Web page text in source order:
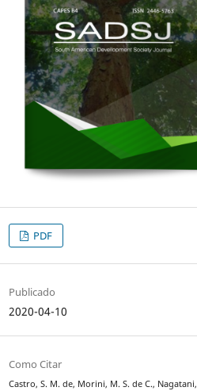
PDF
Publicado
2020-04-10
Como Citar
Castro, S. M. de, Morini, M. S. de C.,